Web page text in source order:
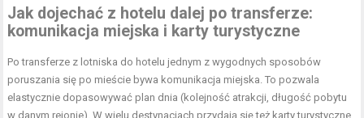
Jak dojechać z hotelu dalej po transferze:
komunikacja miejska i karty turystyczne
Po transferze z lotniska do hotelu jednym z wygodnych sposobów
poruszania się po mieście bywa komunikacja miejska. To pozwala
elastycznie dopasowywać plan dnia (kolejność atrakcji, długość pobytu
w danym rejonie). W wielu destynacjach przydają się też karty turystyczne